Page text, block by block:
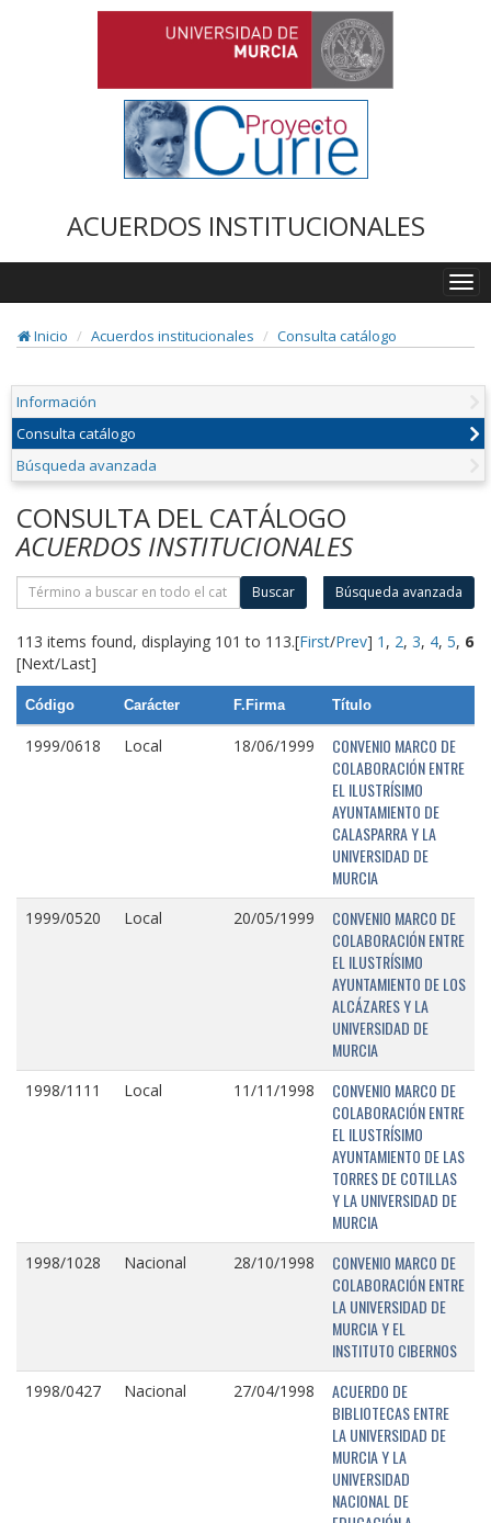
ACUERDOS INSTITUCIONALES
Inicio
Acuerdos institucionales Consulta catálogo
Información
Consulta catálogo
Búsqueda avanzada
CONSULTA DEL CATÁLOGO
ACUERDOS INSTITUCIONALES
Buscar Búsqueda avanzada
113 items found, displaying 101 to 113.[First/Prev] 1 , 2, 3, 4, 5, 6
[Next/Last]
Código Carácter F.Firma Título
1999/0618 Local 18/06/1999
CONVENIO MARCO DE
COLABORACIÓN ENTRE
EL ILUSTRÍSIMO
AYUNTAMIENTO DE
CALASPARRA Y LA
UNIVERSIDAD DE
MURCIA
1999/0520 Local 20/05/1999
CONVENIO MARCO DE
COLABORACIÓN ENTRE
EL ILUSTRÍSIMO
AYUNTAMIENTO DE LOS
ALCÁZARES Y LA
UNIVERSIDAD DE
MURCIA
1998/1111 Local 11/11/1998
CONVENIO MARCO DE
COLABORACIÓN ENTRE
EL ILUSTRÍSIMO
AYUNTAMIENTO DE LAS
TORRES DE COTILLAS
Y LA UNIVERSIDAD DE
MURCIA
1998/1028 Nacional 28/10/1998
CONVENIO MARCO DE
COLABORACIÓN ENTRE
LA UNIVERSIDAD DE
MURCIA Y EL
INSTITUTO CIBERNOS
1998/0427 Nacional 27/04/1998
ACUERDO DE
BIBLIOTECAS ENTRE
LA UNIVERSIDAD DE
MURCIA Y LA
UNIVERSIDAD
NACIONAL DE